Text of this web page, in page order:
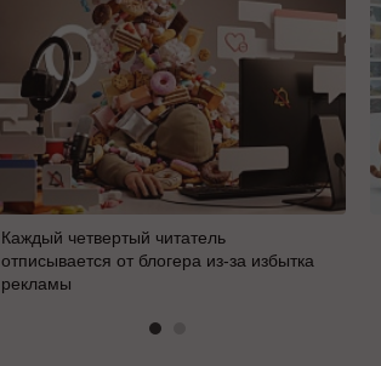
Каждый четвертый читатель
отписывается от блогера из-за избытка
рекламы